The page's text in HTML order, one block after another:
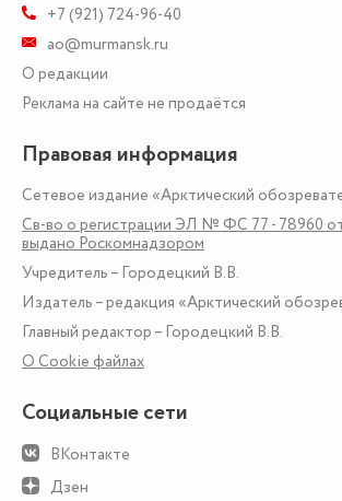
+7 (921) 724-96-40
ao@murmansk.ru
О редакции
Реклама на сайте не продаётся
Правовая информация
Сетевое издание «Арктический
Св-во о регистрации ЭЛ № ФС 77 - 78960 от
выдано Роскомнадзором
Учредитель – Городецкий В.В.
Издатель – редакция «Арктический
Главный редактор – Городецкий В.В.
О Сookie файлах
Социальные сети
ВКонтакте
Дзен